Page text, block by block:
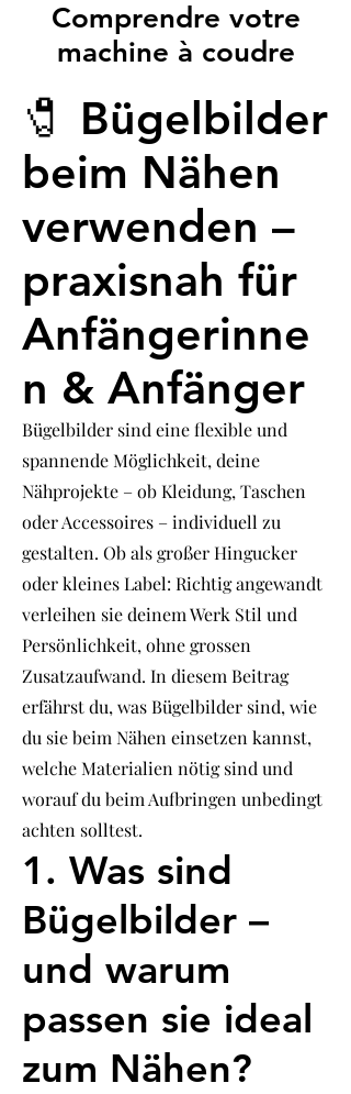
Comprendre votre
machine à coudre
🧷 Bügelbilder
beim Nähen
verwenden –
praxisnah für
Anfängerinne
n & Anfänger
Bügelbilder sind eine flexible und
spannende Möglichkeit, deine
Nähprojekte – ob Kleidung, Taschen
oder Accessoires – individuell zu
gestalten. Ob als großer Hingucker
oder kleines Label: Richtig angewandt
verleihen sie deinem Werk Stil und
Persönlichkeit, ohne grossen
Zusatzaufwand. In diesem Beitrag
erfährst du, was Bügelbilder sind, wie
du sie beim Nähen einsetzen kannst,
welche Materialien nötig sind und
worauf du beim Aufbringen unbedingt
achten solltest.
1. Was sind
Bügelbilder –
und warum
passen sie ideal
zum Nähen?